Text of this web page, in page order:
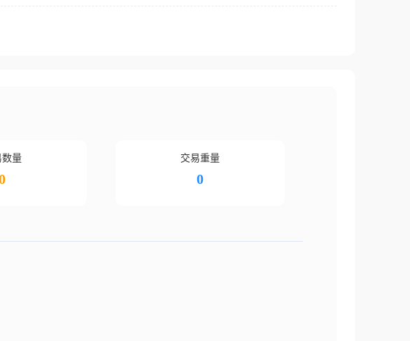
数量 交易重量
0